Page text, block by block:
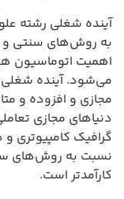
آینده شغلی رشته
به روش‌های سنتی و
اهمیت اتوماسیون
می‌شود. آینده شغلی
مجازی و افزوده و
دنیاهای مجازی
گرافیک
نسبت به روش‌های
کارآمدتر است.